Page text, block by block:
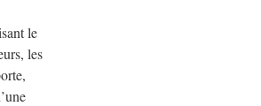
le
les